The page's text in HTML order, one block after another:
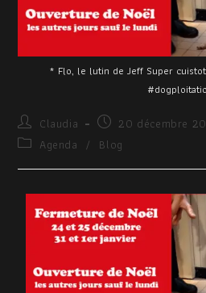
* Flo, le lutin de Jeff Super
Claudia
20 décembre
Agenda / Blog